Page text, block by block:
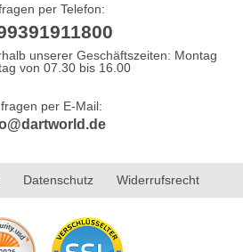
per Telefon:
unserer Geschäftszeiten: Montag
von 07.30 bis 16.00
per E-Mail:
Datenschutz Widerrufsrecht